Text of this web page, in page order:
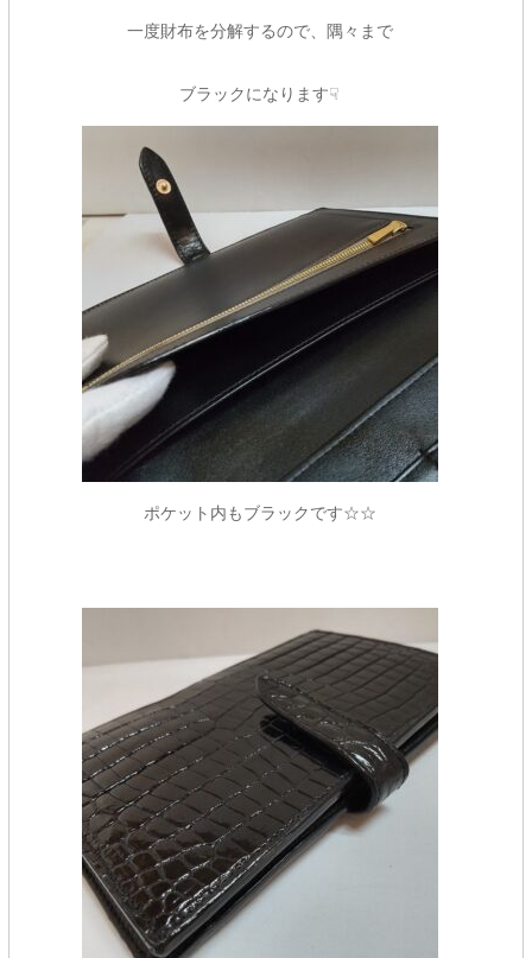
一度財布を分解するので、隅々まで
ブラックになります☟
ポケット内もブラックです☆☆